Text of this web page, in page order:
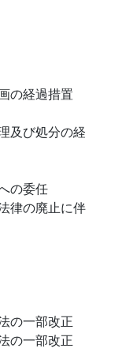
の経過措置
及び処分の経
の委任
律の廃止に伴
の一部改正
の一部改正